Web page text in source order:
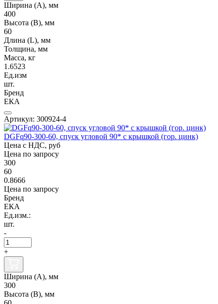
Ширина (А), мм
400
Высота (В), мм
60
Длина (L), мм
Толщина, мм
Масса, кг
1.6523
Ед.изм
шт.
Бренд
ЕКА
Артикул: 300924-4
DGFq90-300-60, спуск угловой 90* с крышкой (гор. цинк)
Цена с НДС, руб
Цена по запросу
300
60
0.8666
Цена по запросу
Бренд
ЕКА
Ед.изм.:
шт.
-
+
Ширина (А), мм
300
Высота (В), мм